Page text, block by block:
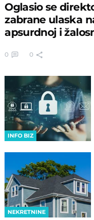
Oglasio se
zabrane ulaska
apsurdnoj i
0 0
INFO BIZ
NEKRETNINE